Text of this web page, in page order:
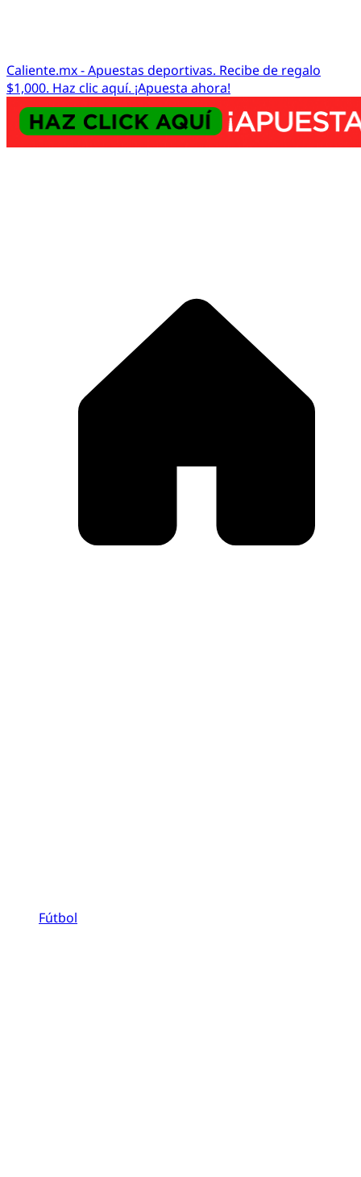
Caliente.mx - Apuestas deportivas. Recibe de regalo
$1,000. Haz clic aquí. ¡Apuesta ahora!
Fútbol